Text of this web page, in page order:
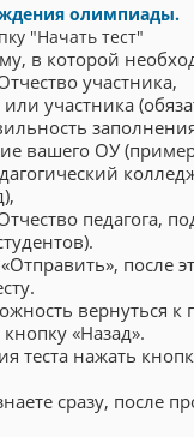
олимпиады.
"Начать тест"
в которой
участника,
участника
вашего ОУ
педагога,
после
вернуться
«Назад».
теста нажать
сразу, после